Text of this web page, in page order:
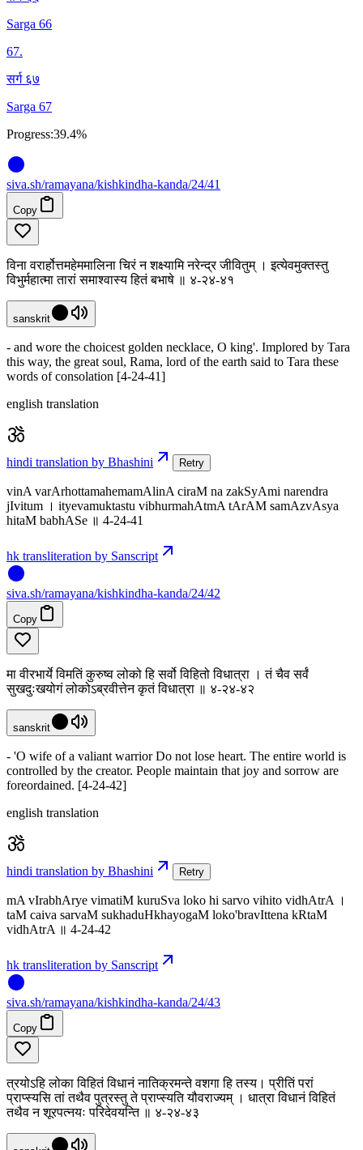
Sarga 66
67.
सर्ग ६७
Sarga 67
Progress:39.4%
siva.sh/ramayana/kishkindha-kanda/24/41
Copy
विना वरार्होत्तमहेममालिना चिरं न शक्ष्यामि नरेन्द्र जीवितुम् । इत्येवमुक्तस्तु
विभुर्महात्मा तारां समाश्वास्य हितं बभाषे ॥ ४-२४-४१
sanskrit
- and wore the choicest golden necklace, O king'. Implored by Tara
this way, the great soul, Rama, lord of the earth said to Tara these
words of consolation [4-24-41]
english translation
hindi translation by Bhashini Retry
vinA varArhottamahemamAlinA ciraM na zakSyAmi narendra
jIvitum । ityevamuktastu vibhurmahAtmA tArAM samAzvAsya
hitaM babhASe ॥ 4-24-41
hk transliteration by Sanscript
siva.sh/ramayana/kishkindha-kanda/24/42
Copy
मा वीरभार्ये विमतिं कुरुष्व लोको हि सर्वो विहितो विधात्रा । तं चैव सर्वं
सुखदुःखयोगं लोकोऽब्रवीत्तेन कृतं विधात्रा ॥ ४-२४-४२
sanskrit
- 'O wife of a valiant warrior Do not lose heart. The entire world is
controlled by the creator. People maintain that joy and sorrow are
foreordained. [4-24-42]
english translation
hindi translation by Bhashini Retry
mA vIrabhArye vimatiM kuruSva loko hi sarvo vihito vidhAtrA ।
taM caiva sarvaM sukhaduHkhayogaM loko'bravIttena kRtaM
vidhAtrA ॥ 4-24-42
hk transliteration by Sanscript
siva.sh/ramayana/kishkindha-kanda/24/43
Copy
त्रयोऽहि लोका विहितं विधानं नातिक्रमन्ते वशगा हि तस्य। प्रीतिं परां
प्राप्स्यसि तां तथैव पुत्रस्तु ते प्राप्स्यति यौवराज्यम् । धात्रा विधानं विहितं
तथैव न शूरपत्नयः परिदेवयन्ति ॥ ४-२४-४३